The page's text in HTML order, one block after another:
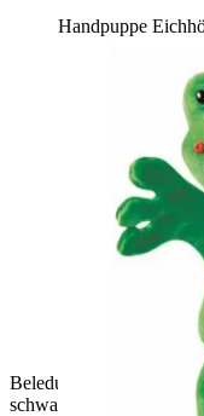
Beleduc Handpuppe
schwarzem Gesicht
Handpuppe